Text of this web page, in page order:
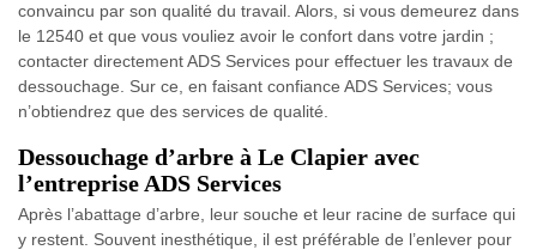
convaincu par son qualité du travail. Alors, si vous demeurez dans
le 12540 et que vous vouliez avoir le confort dans votre jardin ;
contacter directement ADS Services pour effectuer les travaux de
dessouchage. Sur ce, en faisant confiance ADS Services; vous
n’obtiendrez que des services de qualité.
Dessouchage d’arbre à Le Clapier avec
l’entreprise ADS Services
Après l’abattage d’arbre, leur souche et leur racine de surface qui
y restent. Souvent inesthétique, il est préférable de l’enlever pour